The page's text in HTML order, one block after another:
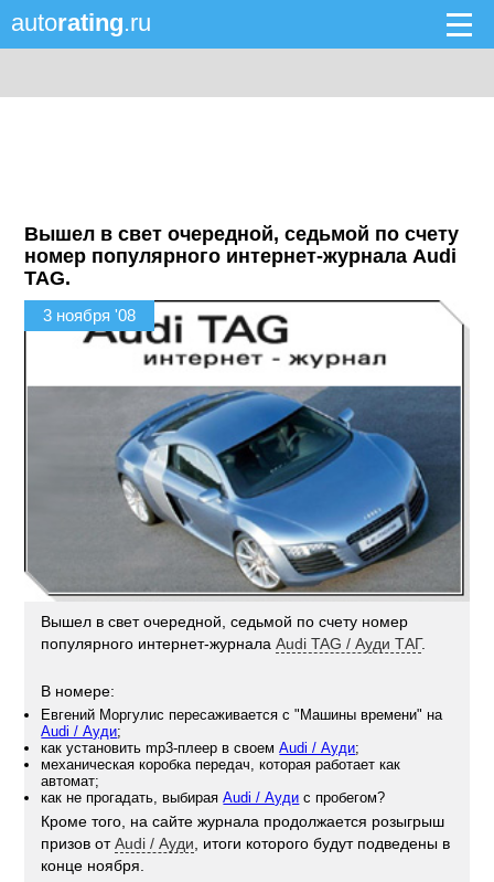
autorating.ru
Вышел в свет очередной, седьмой по счету
номер популярного интернет-журнала Audi
TAG.
3 ноября '08
Вышел в свет очередной, седьмой по счету номер
популярного интернет-журналаAudi TAG / Ауди ТАГ.
В номере:
Евгений Моргулис пересаживается с "Машины времени" на
Audi / Ауди;
как установить mp3-плеер в своемAudi / Ауди;
механическая коробка передач, которая работает как
автомат;
как не прогадать, выбираяAudi / Ауди с пробегом?
Кроме того, на сайте журнала продолжается розыгрыш
призов отAudi / Ауди, итоги которого будут подведены в
конце ноября.